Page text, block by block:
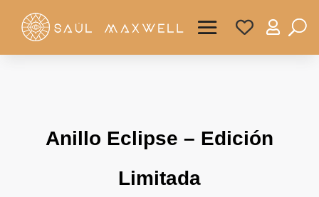

Anillo Eclipse – Edición
Limitada